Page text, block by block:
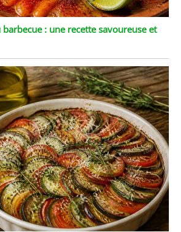
: une recette savoureuse et